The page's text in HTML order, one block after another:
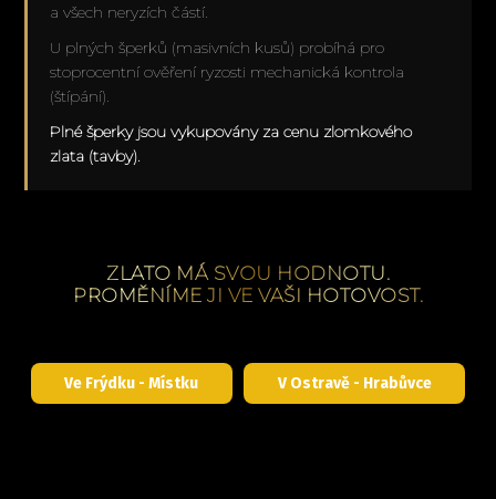
a všech neryzích částí.
U plných šperků (masivních kusů) probíhá pro
stoprocentní ověření ryzosti mechanická kontrola
(štípání).
Plné šperky jsou vykupovány za cenu zlomkového
zlata (tavby).
ZLATO MÁ SVOU HODNOTU.
PROMĚNÍME JI VE VAŠI HOTOVOST.
Ve Frýdku - Místku V Ostravě - Hrabůvce